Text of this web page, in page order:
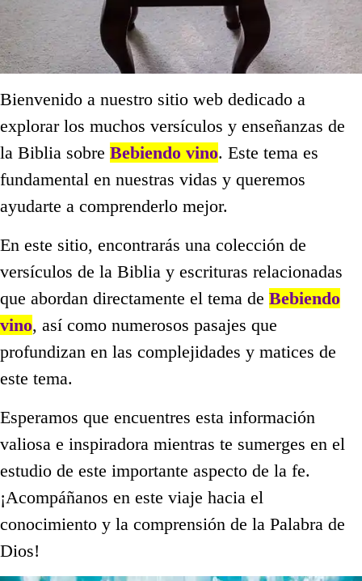
Bienvenido a nuestro sitio web dedicado a
explorar los muchos versículos y enseñanzas de
la Biblia sobre Bebiendo vino. Este tema es
fundamental en nuestras vidas y queremos
ayudarte a comprenderlo mejor.
En este sitio, encontrarás una colección de
versículos de la Biblia y escrituras relacionadas
que abordan directamente el tema de Bebiendo
vino, así como numerosos pasajes que
profundizan en las complejidades y matices de
este tema.
Esperamos que encuentres esta información
valiosa e inspiradora mientras te sumerges en el
estudio de este importante aspecto de la fe.
¡Acompáñanos en este viaje hacia el
conocimiento y la comprensión de la Palabra de
Dios!